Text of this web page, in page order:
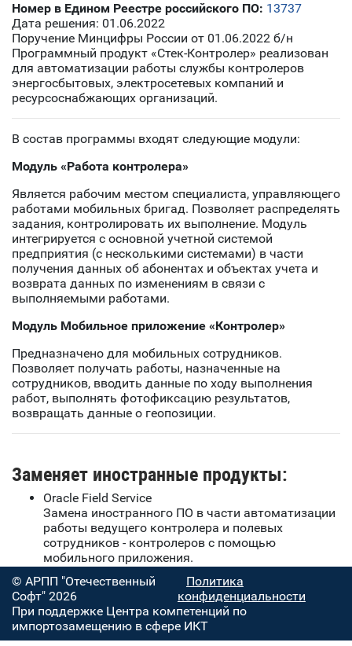
Номер в Едином Реестре российского ПО: 13737
Дата решения: 01.06.2022
Поручение Минцифры России от 01.06.2022 б/н
Программный продукт «Стек-Контролер» реализован
для автоматизации работы службы контролеров
энергосбытовых, электросетевых компаний и
ресурсоснабжающих организаций.
В состав программы входят следующие модули:
Модуль «Работа контролера»
Является рабочим местом специалиста, управляющего
работами мобильных бригад. Позволяет распределять
задания, контролировать их выполнение. Модуль
интегрируется с основной учетной системой
предприятия (с несколькими системами) в части
получения данных об абонентах и объектах учета и
возврата данных по изменениям в связи с
выполняемыми работами.
Модуль Мобильное приложение «Контролер»
Предназначено для мобильных сотрудников.
Позволяет получать работы, назначенные на
сотрудников, вводить данные по ходу выполнения
работ, выполнять фотофиксацию результатов,
возвращать данные о геопозиции.
Заменяет иностранные продукты:
Oracle Field Service
Замена иностранного ПО в части автоматизации
работы ведущего контролера и полевых
сотрудников - контролеров с помощью
мобильного приложения.
© АРПП "Отечественный
Софт" 2026
Политика
конфиденциальности
При поддержке Центра компетенций по
импортозамещению в сфере ИКТ